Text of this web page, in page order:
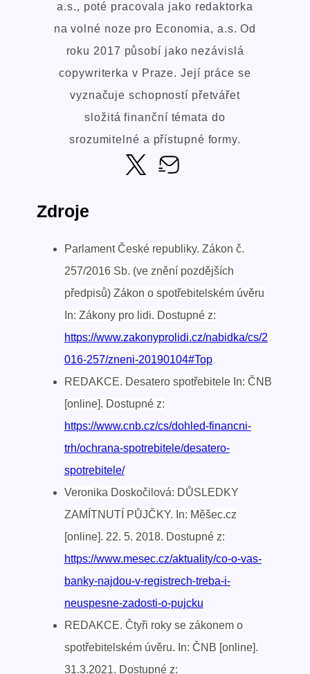
a.s., poté pracovala jako redaktorka
na volné noze pro Economia, a.s. Od
roku 2017 působí jako nezávislá
copywriterka v Praze. Její práce se
vyznačuje schopností přetvářet
složitá finanční témata do
srozumitelné a přístupné formy.
Zdroje
Parlament České republiky. Zákon č.
257/2016 Sb. (ve znění pozdějších
předpisů) Zákon o spotřebitelském úvěru
In: Zákony pro lidi. Dostupné z:
https://www.zakonyprolidi.cz/nabidka/cs/2
016-257/zneni-20190104#Top
REDAKCE. Desatero spotřebitele In: ČNB
[online]. Dostupné z:
https://www.cnb.cz/cs/dohled-financni-
trh/ochrana-spotrebitele/desatero-
spotrebitele/
Veronika Doskočilová: DŮSLEDKY
ZAMÍTNUTÍ PŮJČKY. In: Měšec.cz
[online]. 22. 5. 2018. Dostupné z:
https://www.mesec.cz/aktuality/co-o-vas-
banky-najdou-v-registrech-treba-i-
neuspesne-zadosti-o-pujcku
REDAKCE. Čtyři roky se zákonem o
spotřebitelském úvěru. In: ČNB [online].
31.3.2021. Dostupné z: